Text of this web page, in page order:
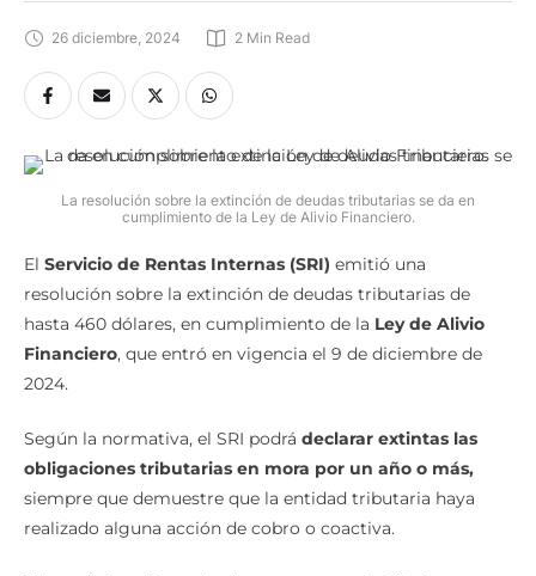
26 diciembre, 2024 2 Min Read
La resolución sobre la extinción de deudas tributarias se da en
cumplimiento de la Ley de Alivio Financiero.
El Servicio de Rentas Internas (SRI) emitió una
resolución sobre la extinción de deudas tributarias de
hasta 460 dólares, en cumplimiento de la Ley de Alivio
Financiero, que entró en vigencia el 9 de diciembre de
2024.
Según la normativa, el SRI podrá declarar extintas las
obligaciones tributarias en mora por un año o más,
siempre que demuestre que la entidad tributaria haya
realizado alguna acción de cobro o coactiva.